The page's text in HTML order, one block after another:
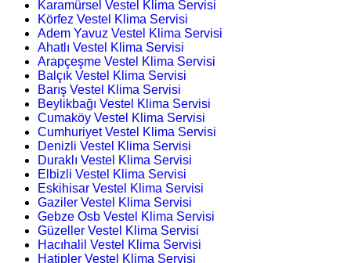
Karamürsel Vestel Klima Servisi
Körfez Vestel Klima Servisi
Adem Yavuz Vestel Klima Servisi
Ahatlı Vestel Klima Servisi
Arapçeşme Vestel Klima Servisi
Balçık Vestel Klima Servisi
Barış Vestel Klima Servisi
Beylikbağı Vestel Klima Servisi
Cumaköy Vestel Klima Servisi
Cumhuriyet Vestel Klima Servisi
Denizli Vestel Klima Servisi
Duraklı Vestel Klima Servisi
Elbizli Vestel Klima Servisi
Eskihisar Vestel Klima Servisi
Gaziler Vestel Klima Servisi
Gebze Osb Vestel Klima Servisi
Güzeller Vestel Klima Servisi
Hacıhalil Vestel Klima Servisi
Hatipler Vestel Klima Servisi